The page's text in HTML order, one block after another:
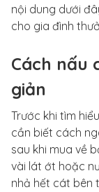
nội dung dưới
cho gia đình
Cách nấu
giản
Trước khi tìm
cần biết cách
sau khi mua về
vài lát ớt hoặc
nhả hết cát bên